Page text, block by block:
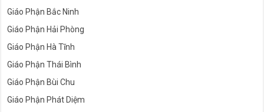
Giáo Phận Bắc Ninh
Giáo Phận Hải Phòng
Giáo Phận Hà Tĩnh
Giáo Phận Thái Bình
Giáo Phận Bùi Chu
Giáo Phận Phát Diệm